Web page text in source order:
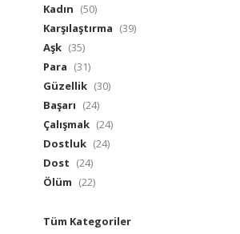
Kadın (50)
Karşılaştırma (39)
Aşk (35)
Para (31)
Güzellik (30)
Başarı (24)
Çalışmak (24)
Dostluk (24)
Dost (24)
Ölüm (22)
Tüm Kategoriler